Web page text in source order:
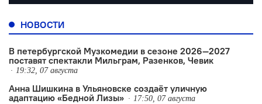
НОВОСТИ
В петербургской Музкомедии в сезоне 2026—2027
поставят спектакли Мильграм, Разенков, Чевик
19:32, 07 августа
Анна Шишкина в Ульяновске создаëт уличную
адаптацию «Бедной Лизы»
17:50, 07 августа